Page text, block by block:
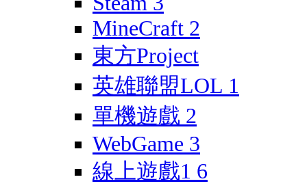
MineCraft 2
東方Project
英雄聯盟LOL 1
單機遊戲 2
WebGame 3
線上遊戲1 6